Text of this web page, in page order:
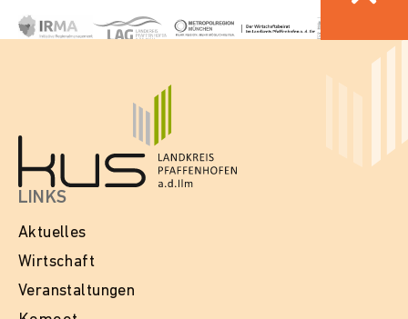
LINKS
Aktuelles
Wirtschaft
Veranstaltungen